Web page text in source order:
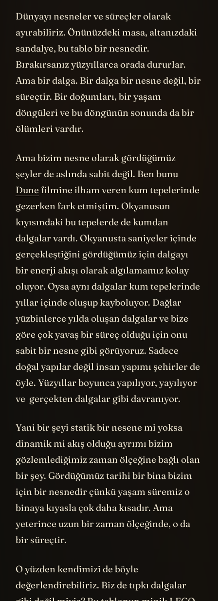
Dünyayı nesneler ve süreçler olarak
ayırabiliriz. Önünüzdeki masa, altanızdaki
sandalye, bu tablo bir nesnedir.
Bırakırsanız yüzyıllarca orada dururlar.
Ama bir dalga. Bir dalga bir nesne değil, bir
süreçtir. Bir doğumları, bir yaşam
döngüleri ve bu döngünün sonunda da bir
ölümleri vardır.
Ama bizim nesne olarak gördüğümüz
şeyler de aslında sabit değil. Ben bunu
Dune filmine ilham veren kum tepelerinde
gezerken fark etmiştim. Okyanusun
kıyısındaki bu tepelerde de kumdan
dalgalar vardı. Okyanusta saniyeler içinde
gerçekleştiğini gördüğümüz için dalgayı
bir enerji akışı olarak algılamamız kolay
oluyor. Oysa aynı dalgalar kum tepelerinde
yıllar içinde oluşup kayboluyor. Dağlar
yüzbinlerce yılda oluşan dalgalar ve bize
göre çok yavaş bir süreç olduğu için onu
sabit bir nesne gibi görüyoruz. Sadece
doğal yapılar değil insan yapımı şehirler de
öyle. Yüzyıllar boyunca yapılıyor, yayılıyor
ve gerçekten dalgalar gibi davranıyor.
Yani bir şeyi statik bir nesene mi yoksa
dinamik mi akış olduğu ayrımı bizim
gözlemlediğimiz zaman ölçeğine bağlı olan
bir şey. Gördüğümüz tarihi bir bina bizim
için bir nesnedir çünkü yaşam süremiz o
binaya kıyasla çok daha kısadır. Ama
yeterince uzun bir zaman ölçeğinde, o da
bir süreçtir.
O yüzden kendimizi de böyle
değerlendirebiliriz. Biz de tıpkı dalgalar